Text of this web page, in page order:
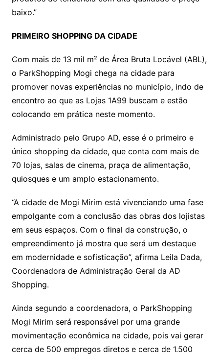
baixo.”
PRIMEIRO SHOPPING DA CIDADE
Com mais de 13 mil m² de Área Bruta Locável (ABL),
o ParkShopping Mogi chega na cidade para
promover novas experiências no município, indo de
encontro ao que as Lojas 1A99 buscam e estão
colocando em prática neste momento.
Administrado pelo Grupo AD, esse é o primeiro e
único shopping da cidade, que conta com mais de
70 lojas, salas de cinema, praça de alimentação,
quiosques e um amplo estacionamento.
“A cidade de Mogi Mirim está vivenciando uma fase
empolgante com a conclusão das obras dos lojistas
em seus espaços. Com o final da construção, o
empreendimento já mostra que será um destaque
em modernidade e sofisticação”, afirma Leila Dada,
Coordenadora de Administração Geral da AD
Shopping.
Ainda segundo a coordenadora, o ParkShopping
Mogi Mirim será responsável por uma grande
movimentação econômica na cidade, pois vai gerar
cerca de 500 empregos diretos e cerca de 1.500